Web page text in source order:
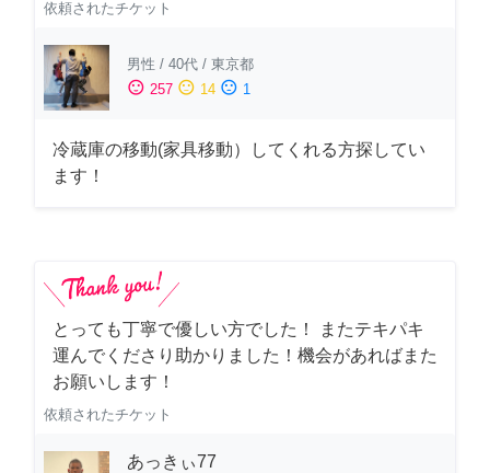
依頼されたチケット
男性 / 40代 / 東京都
sentiment_satisfied 257 sentiment_neutral 14 sentiment_dissatisfied 1
冷蔵庫の移動(家具移動）してくれる方探してい
ます！
とっても丁寧で優しい方でした！ またテキパキ
運んでくださり助かりました！機会があればまた
お願いします！
依頼されたチケット
あっきぃ77